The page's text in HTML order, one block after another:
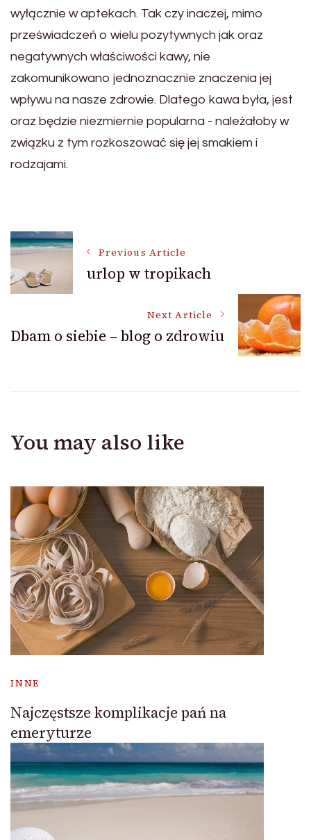
wyłącznie w aptekach. Tak czy inaczej, mimo
przeświadczeń o wielu pozytywnych jak oraz
negatywnych właściwości kawy, nie
zakomunikowano jednoznacznie znaczenia jej
wpływu na nasze zdrowie. Dlatego kawa była, jest
oraz będzie niezmiernie popularna - należałoby w
związku z tym rozkoszować się jej smakiem i
rodzajami.
Post
Navigation
Previous Article
urlop w tropikach
Next Article
Dbam o siebie – blog o zdrowiu
You may also like
INNE
Najczęstsze komplikacje pań na
emeryturze